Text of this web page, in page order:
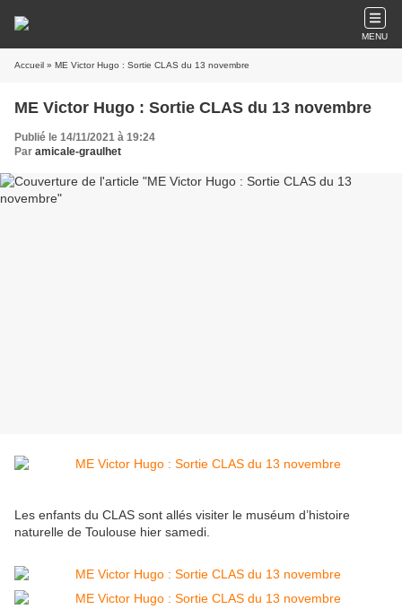
MENU
Accueil » ME Victor Hugo : Sortie CLAS du 13 novembre
ME Victor Hugo : Sortie CLAS du 13 novembre
Publié le 14/11/2021 à 19:24
Par amicale-graulhet
Les enfants du CLAS sont allés visiter le muséum d’histoire
naturelle de Toulouse hier samedi.